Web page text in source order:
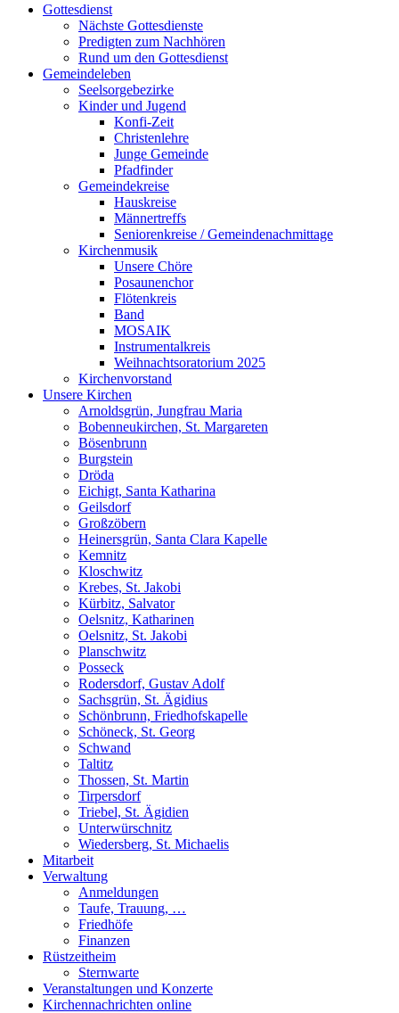
Gottesdienst
Nächste Gottesdienste
Predigten zum Nachhören
Rund um den Gottesdienst
Gemeindeleben
Seelsorgebezirke
Kinder und Jugend
Konfi-Zeit
Christenlehre
Junge Gemeinde
Pfadfinder
Gemeindekreise
Hauskreise
Männertreffs
Seniorenkreise / Gemeindenachmittage
Kirchenmusik
Unsere Chöre
Posaunenchor
Flötenkreis
Band
MOSAIK
Instrumentalkreis
Weihnachtsoratorium 2025
Kirchenvorstand
Unsere Kirchen
Arnoldsgrün, Jungfrau Maria
Bobenneukirchen, St. Margareten
Bösenbrunn
Burgstein
Dröda
Eichigt, Santa Katharina
Geilsdorf
Großzöbern
Heinersgrün, Santa Clara Kapelle
Kemnitz
Kloschwitz
Krebes, St. Jakobi
Kürbitz, Salvator
Oelsnitz, Katharinen
Oelsnitz, St. Jakobi
Planschwitz
Posseck
Rodersdorf, Gustav Adolf
Sachsgrün, St. Ägidius
Schönbrunn, Friedhofskapelle
Schöneck, St. Georg
Schwand
Taltitz
Thossen, St. Martin
Tirpersdorf
Triebel, St. Ägidien
Unterwürschnitz
Wiedersberg, St. Michaelis
Mitarbeit
Verwaltung
Anmeldungen
Taufe, Trauung, …
Friedhöfe
Finanzen
Rüstzeitheim
Sternwarte
Veranstaltungen und Konzerte
Kirchennachrichten online